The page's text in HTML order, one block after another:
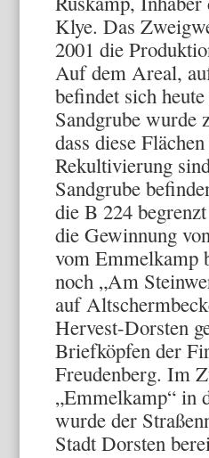
Klye. Das
2001 die
Auf dem Areal,
befindet sich
Sandgrube wurde
dass diese
Rekultivierung
Sandgrube
die B 224
die Gewinnung
vom Emmelkamp
noch „Am
auf
Hervest-Dorsten
Briefköpfen der
Freudenberg. Im
„Emmelkamp“ in
wurde der
Stadt Dorsten